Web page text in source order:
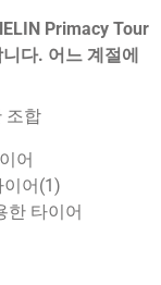
Primacy Tour
다. 어느 계절에
조합
어
이어(1)
한 타이어